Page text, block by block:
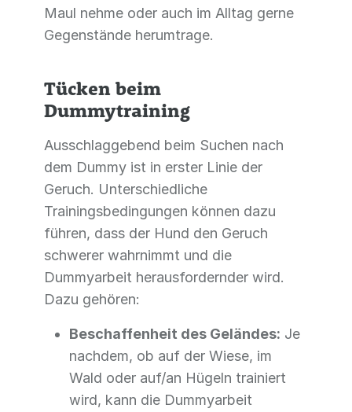
Maul nehme oder auch im Alltag gerne
Gegenstände herumtrage.
Tücken beim
Dummytraining
Ausschlaggebend beim Suchen nach
dem Dummy ist in erster Linie der
Geruch. Unterschiedliche
Trainingsbedingungen können dazu
führen, dass der Hund den Geruch
schwerer wahrnimmt und die
Dummyarbeit herausfordernder wird.
Dazu gehören:
Beschaffenheit des Geländes: Je
nachdem, ob auf der Wiese, im
Wald oder auf/an Hügeln trainiert
wird, kann die Dummyarbeit